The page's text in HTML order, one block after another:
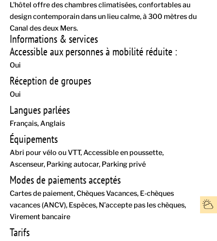
L'hôtel offre des chambres climatisées, confortables au
design contemporain dans un lieu calme, à 300 mètres du
Canal des deux Mers.
Informations & services
Accessible aux personnes à mobilité réduite :
Oui
Réception de groupes
Oui
Langues parlées
Français Anglais
Équipements
Abri pour vélo ou VTT Accessible en poussette
Ascenseur Parking autocar Parking privé
Modes de paiements acceptés
Cartes de paiement Chèques Vacances E-chèques
vacances (ANCV) Espèces N’accepte pas les chèques
Virement bancaire
Tarifs